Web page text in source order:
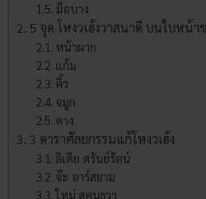
มือบาง
5 จุด โหงวเฮ้งวาสนาดี บนใบหน้
หน้าผาก
แก้ม
คิ้ว
จมูก
คาง
3 ดาราศัลยกรรมแก้โหงวเฮ้ง
ลิเดีย ศรันย์รัตน์
จ๊ะ อาร์สยาม
ใหม่ สุคนธวา